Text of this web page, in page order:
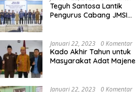
Teguh Santosa Lantik
Pengurus Cabang JMSI
Januari 22, 2023 0 Komentar
Kado Akhir Tahun untuk
Masyarakat Adat Majene
Januari 22, 2023 0 Komentar